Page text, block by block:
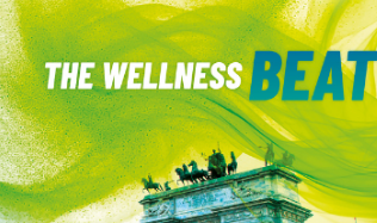
Networking agli eventi: come la
startup Kicè punta a eliminare lo
"spreco di relazioni"